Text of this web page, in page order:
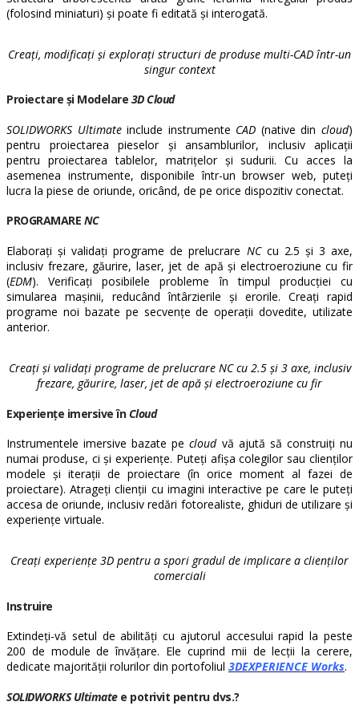
(folosind miniaturi) și poate fi editată și interogată.
Creați, modificați și explorați structuri de produse multi-CAD într-un
singur context
Proiectare și Modelare 3D Cloud
SOLIDWORKS Ultimateinclude instrumente CAD (native dincloud)
pentru proiectarea pieselor și ansamblurilor, inclusiv aplicații
pentru proiectarea tablelor, matrițelor și sudurii. Cu acces la
asemenea instrumente, disponibile într-un browser web, puteți
lucra la piese de oriunde, oricând, de pe orice dispozitiv conectat.
PROGRAMARE NC
Elaborați și validați programe de prelucrare NCcu 2.5 și 3 axe,
inclusiv frezare, găurire, laser, jet de apă și electroeroziune cu fir
(EDM).
Verificați posibilele probleme în timpul producției cu
simularea mașinii, reducând întârzierile și erorile. Creați rapid
programe noi bazate pe secvențe de operații dovedite, utilizate
anterior.
Creați și validați programe de prelucrare NC cu 2.5 și 3 axe, inclusiv
frezare, găurire, laser, jet de apă și electroeroziune cu fir
Experiențe imersive înCloud
Instrumentele imersive bazate pecloudvă ajută să construiți nu
numai produse, ci și experiențe. Puteți afișa colegilor sau clienților
modele și iterații de proiectare (în orice moment al fazei de
proiectare). Atrageți clienții cu imagini interactive pe care le puteți
accesa de oriunde, inclusiv redări fotorealiste, ghiduri de utilizare și
experiențe virtuale.
Creați experiențe 3D pentru a spori gradul de implicare a clienților
comerciali
Instruire
Extindeți-vă setul de abilități cu ajutorul accesului rapid la peste
200 de module de învățare. Ele cuprind mii de lecții la cerere,
dedicate majorității rolurilor din portofoliul 3DEXPERIENCE Works.
SOLIDWORKS Ultimatee potrivit pentru dvs.?